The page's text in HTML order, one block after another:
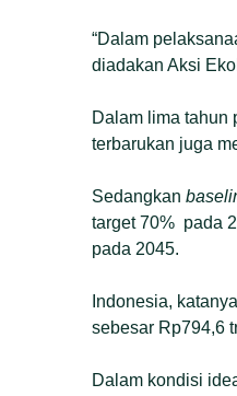
“Dalam
diadakan Aksi
Dalam lima tahun
terbarukan juga
Sedangkan
target 70% pada
pada 2045.
Indonesia,
sebesar Rp794,6
Dalam kondisi